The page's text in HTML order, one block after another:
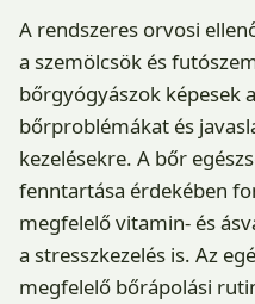
A rendszeres orvosi
a szemölcsök és
bőrgyógyászok képesek
bőrproblémákat és
kezelésekre. A bőr
fenntartása érdekében
megfelelő vitamin- és
a stresszkezelés is. Az
megfelelő bőrápolási